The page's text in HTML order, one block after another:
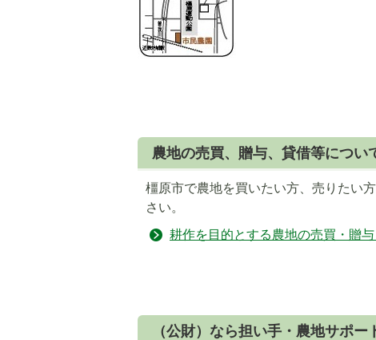
農地の売買、贈与、貸借等につい
橿原市で農地を買いたい方、売りたい
さい。
耕作を目的とする農地の売買・贈
（公財）なら担い手・農地サポ
枚
目
の
イ